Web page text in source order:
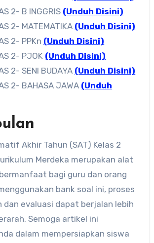
2- B INGGRIS (Unduh Disini)
2- MATEMATIKA (Unduh Disini)
2- PPKn (Unduh Disini)
2- PJOK (Unduh Disini)
2- SENI BUDAYA (Unduh Disini)
2- BAHASA JAWA (Unduh
Akhir Tahun (SAT) Kelas 2
Merdeka merupakan alat
bagi guru dan orang
bank soal ini, proses
dan evaluasi dapat berjalan lebih
Semoga artikel ini
dalam mempersiapkan siswa